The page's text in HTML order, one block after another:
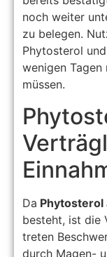
noch weiter
zu belegen.
Phytosterol
wenigen
müssen.
Da Phytosterol
besteht, ist die
treten
durch Magen-